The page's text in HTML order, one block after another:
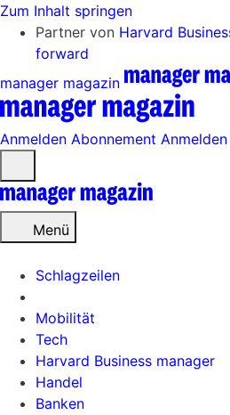
Zum Inhalt springen
Partner von Harvard
forward
manager magazin
Anmelden Abonnement Anmelden
öffnen
Menü
Schlagzeilen
Mobilität
Tech
Harvard Business manager
Handel
Banken